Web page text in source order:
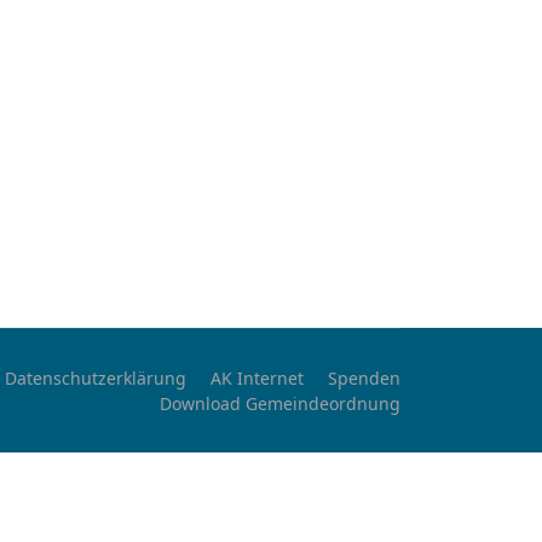
Datenschutzerklärung AK Internet
Spenden
Download Gemeindeordnung